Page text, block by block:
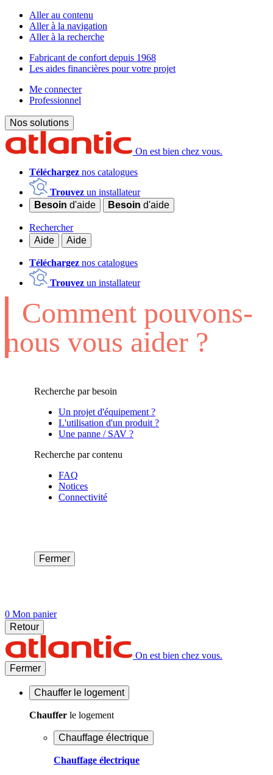
Aller au contenu
Aller à la navigation
Aller à la recherche
Fabricant de confort depuis 1968
Les aides financières pour votre projet
Me connecter
Professionnel
Nos solutions
On est bien chez vous.
Téléchargez nos catalogues
Trouvez un installateur
Besoin d'aide Besoin d'aide
Rechercher
Aide
Aide
Téléchargez nos catalogues
Trouvez un installateur
Comment pouvons-
nous vous aider ?
Recherche par besoin
Un projet d'équipement ?
L'utilisation d'un produit ?
Une panne / SAV ?
Recherche par contenu
FAQ
Notices
Connectivité
Fermer
0 Mon panier
Retour
On est bien chez vous.
Fermer
Chauffer le logement
Chauffer le logement
Chauffage électrique
Chauffage électrique